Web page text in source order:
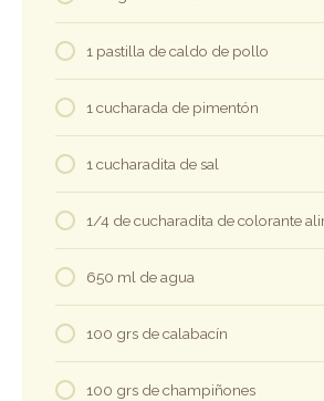
1 pastilla de caldo de pollo
1 cucharada de pimentón
1 cucharadita de sal
1/4 de cucharadita de colorante
650 ml de agua
100 grs de calabacín
100 grs de champiñones